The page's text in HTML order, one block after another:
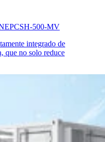
500-MV
integrado de
que no solo reduce